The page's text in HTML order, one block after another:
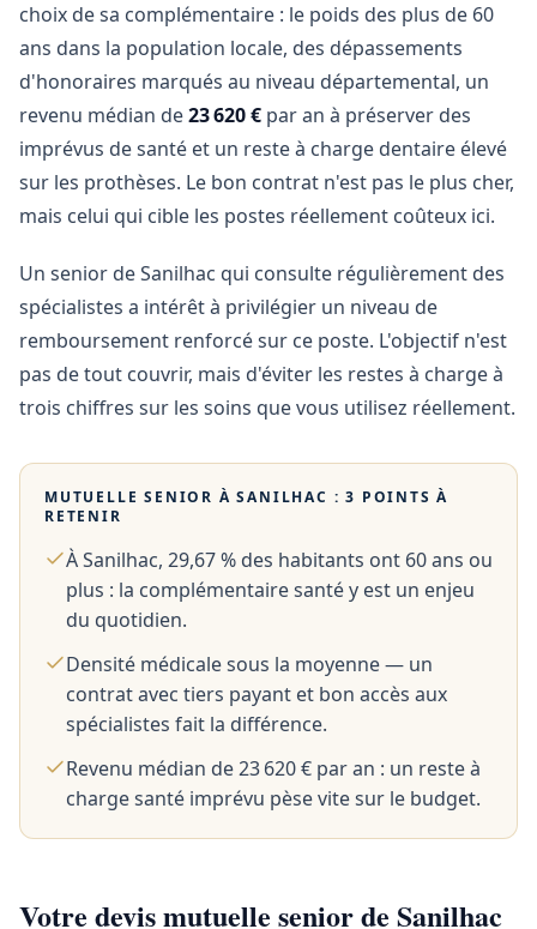
choix de sa complémentaire : le poids des plus de 60
ans dans la population locale, des dépassements
d'honoraires marqués au niveau départemental, un
revenu médian de23 620 € par an à préserver des
imprévus de santé et un reste à charge dentaire élevé
sur les prothèses. Le bon contrat n'est pas le plus cher,
mais celui qui cible les postes réellement coûteux ici.
Un senior de Sanilhac qui consulte régulièrement des
spécialistes a intérêt à privilégier un niveau de
remboursement renforcé sur ce poste. L'objectif n'est
pas de tout couvrir, mais d'éviter les restes à charge à
trois chiffres sur les soins que vous utilisez réellement.
MUTUELLE SENIOR ÀSANILHAC : 3 POINTS À
RETENIR
À Sanilhac, 29,67 % des habitants ont 60 ans ou
plus : la complémentaire santé y est un enjeu
du quotidien.
Densité médicale sous la moyenne — un
contrat avec tiers payant et bon accès aux
spécialistes fait la différence.
Revenu médian de 23 620 € par an : un reste à
charge santé imprévu pèse vite sur le budget.
Votre devis mutuelle senior de Sanilhac